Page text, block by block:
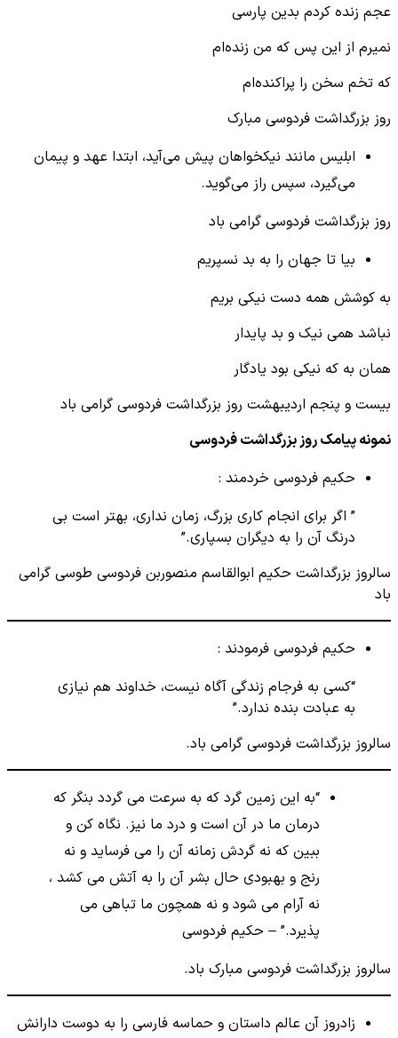
عجم زنده کردم بدین پارسی
نمیرم از این پس که من زنده‌ام
که تخم سخن را پراکنده‌ام
روز بزرگداشت فردوسی مبارک
ابلیس مانند نیکخواهان پیش می‌آید، ابتدا عهد و پیمان
می‌گیرد، سپس راز می‌گوید.
روز بزرگداشت فردوسی گرامی باد
بیا تا جهان را به بد نسپریم
به کوشش همه دست نیکی بریم
نباشد همی نیک و بد پایدار
همان به که نیکی بود یادگار
بیست و پنجم اردیبهشت روز بزرگداشت فردوسی گرامی باد
نمونه پیامک روز بزرگداشت فردوسی
حکیم فردوسی خردمند :
” اگر برای انجام کاری بزرگ، زمان نداری، بهتر است بی
درنگ آن را به دیگران بسپاری.”
سالروز بزرگداشت حکیم ابوالقاسم منصوربن فردوسی طوسی گرامی
باد
حکیم فردوسی فرمودند :
“کسی به فرجام زندگی آگاه نیست، خداوند هم نیازی
به عبادت بنده ندارد.”
سالروز بزرگداشت فردوسی گرامی باد.
“به این زمین گرد که به سرعت می گردد بنگر که
درمان ما در آن است و درد ما نیز. نگاه کن و
ببین که نه گردش زمانه آن را می فرساید و نه
رنج و بهبودی حال بشر آن را به آتش می کشد ،
نه آرام می شود و نه همچون ما تباهی می
پذیرد.” – حکیم فردوسی
سالروز بزرگداشت فردوسی مبارک باد.
زادروز آن عالم داستان و حماسه فارسی را به دوست دارانش